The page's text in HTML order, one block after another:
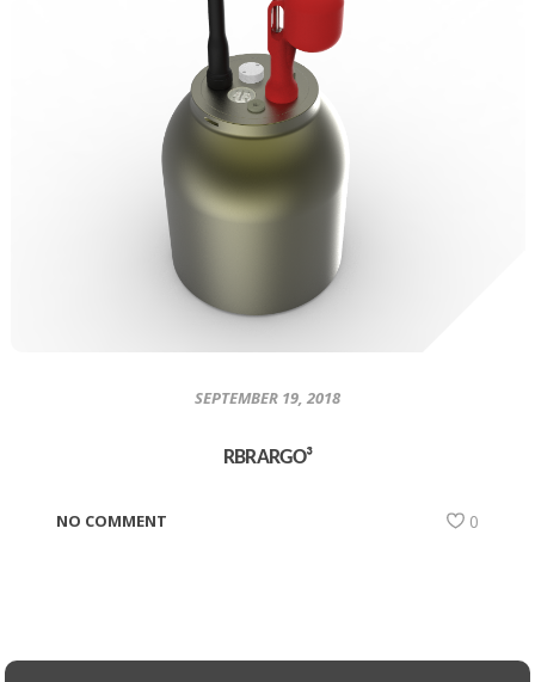
SEPTEMBER 19, 2018
RBRARGO³
NO COMMENT 0